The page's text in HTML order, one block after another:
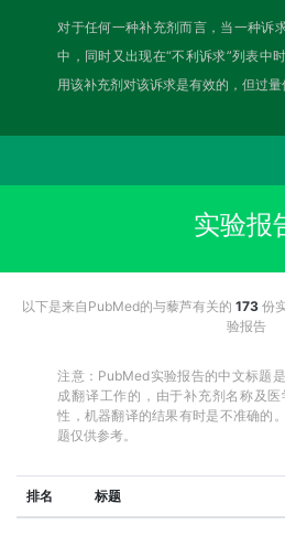
对于任何一种补充剂而言，当一种诉
中，同时又出现在“不利诉求”列表中
用该补充剂对该诉求是有效的，但过量
实验报
以下是来自PubMed的与藜芦有关的 173 份
验报告
注意：PubMed实验报告的中文标题
成翻译工作的，由于补充剂名称及
性，机器翻译的结果有时是不准确的
题仅供参考。
排名 标题